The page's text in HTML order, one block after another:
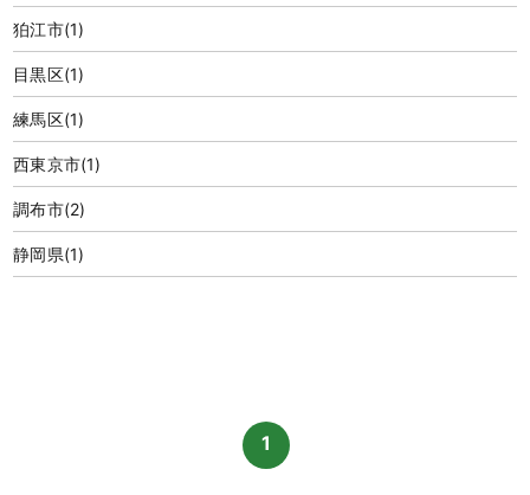
狛江市(1)
目黒区(1)
練馬区(1)
西東京市(1)
調布市(2)
静岡県(1)
1